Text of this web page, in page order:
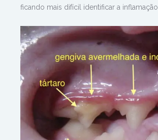
ficando mais difícil identificar a inflamação.